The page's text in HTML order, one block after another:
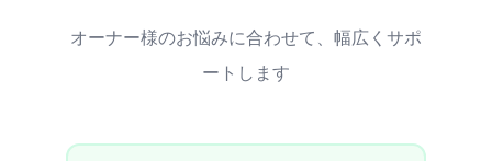
オーナー様のお悩みに合わせて、幅広くサポ
ートします